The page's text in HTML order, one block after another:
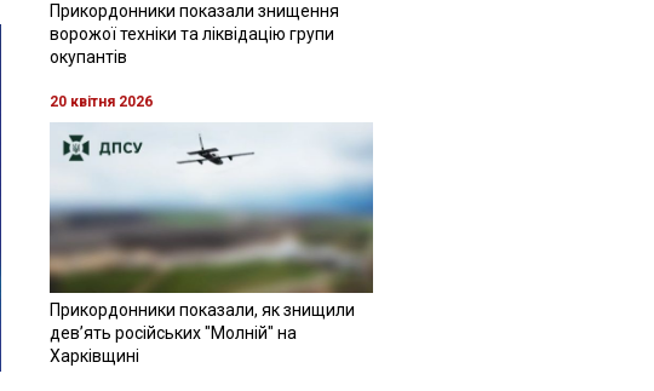
Прикордонники показали знищення
ворожої техніки та ліквідацію групи
окупантів
20 квітня 2026
Прикордонники показали, як знищили
девʼять російських "Молній" на
Харківщині